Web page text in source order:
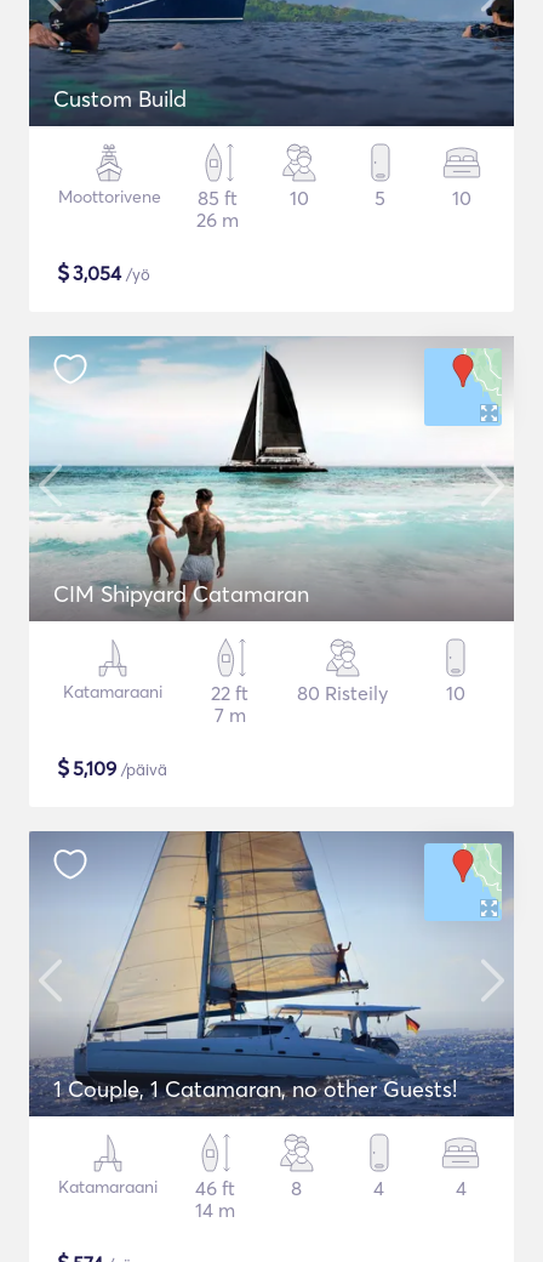
Custom Build
Moottorivene
85 ft
26 m
10 5 10
$3,054/yö
CIM Shipyard Catamaran
Katamaraani
22 ft
7 m
80 Risteily 10
$5,109 /päivä
1 Couple, 1 Catamaran, no other Guests!
Katamaraani
46 ft
14 m
8 4 4